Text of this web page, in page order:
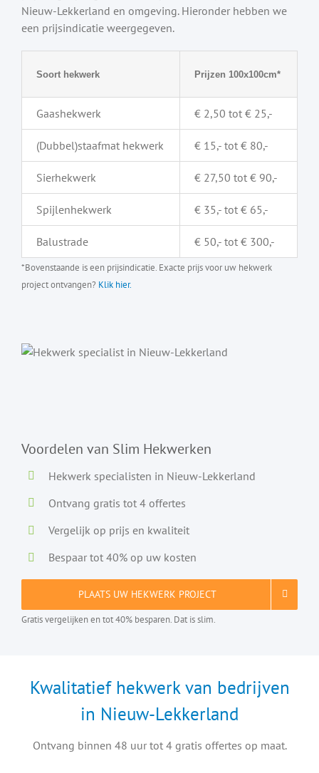
Nieuw-Lekkerland en omgeving. Hieronder hebben we
een prijsindicatie weergegeven.
Soort hekwerk Prijzen 100x100cm*
Gaashekwerk € 2,50 tot € 25,-
(Dubbel)staafmat hekwerk € 15,- tot € 80,-
Sierhekwerk € 27,50 tot € 90,-
Spijlenhekwerk € 35,- tot € 65,-
Balustrade € 50,- tot € 300,-
*Bovenstaande is een prijsindicatie. Exacte prijs voor uw hekwerk
project ontvangen? Klik hier.
Voordelen van Slim Hekwerken
Hekwerk specialisten in Nieuw-Lekkerland
Ontvang gratis tot 4 offertes
Vergelijk op prijs en kwaliteit
Bespaar tot 40% op uw kosten
PLAATS UW HEKWERK PROJECT
Gratis vergelijken en tot 40% besparen. Dat is slim.
Kwalitatief hekwerk van bedrijven
in Nieuw-Lekkerland
Ontvang binnen 48 uur tot 4 gratis offertes op maat.